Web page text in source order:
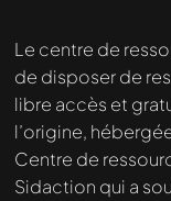
Le centre de
de disposer de
libre accès et
l’origine,
Centre de
Sidaction qui a